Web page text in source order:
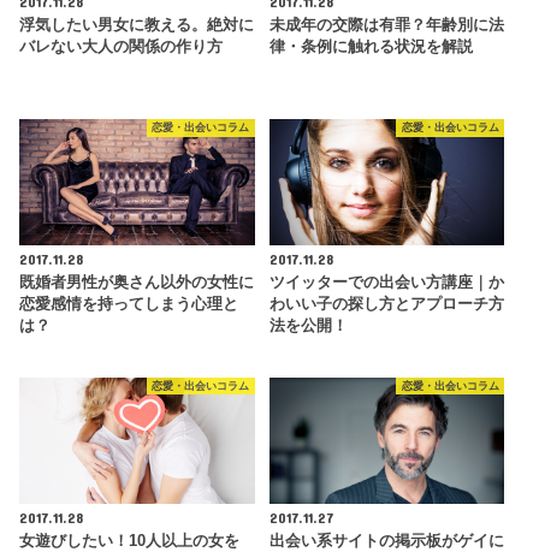
浮気したい男女に教える。絶対に
バレない大人の関係の作り方
未成年の交際は有罪？年齢別に法
律・条例に触れる状況を解説
恋愛・出会いコラム
2017.11.28
既婚者男性が奥さん以外の女性に
恋愛感情を持ってしまう心理と
は？
恋愛・出会いコラム
2017.11.28
ツイッターでの出会い方講座｜か
わいい子の探し方とアプローチ方
法を公開！
恋愛・出会いコラム
2017.11.28
女遊びしたい！10人以上の女を
恋愛・出会いコラム
2017.11.27
出会い系サイトの掲示板がゲイに